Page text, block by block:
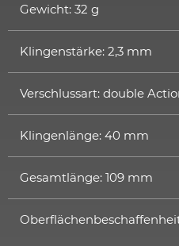
Gewicht: 32 g
Klingenstärke: 2,3 mm
Verschlussart: double
Klingenlänge: 40 mm
Gesamtlänge: 109 mm